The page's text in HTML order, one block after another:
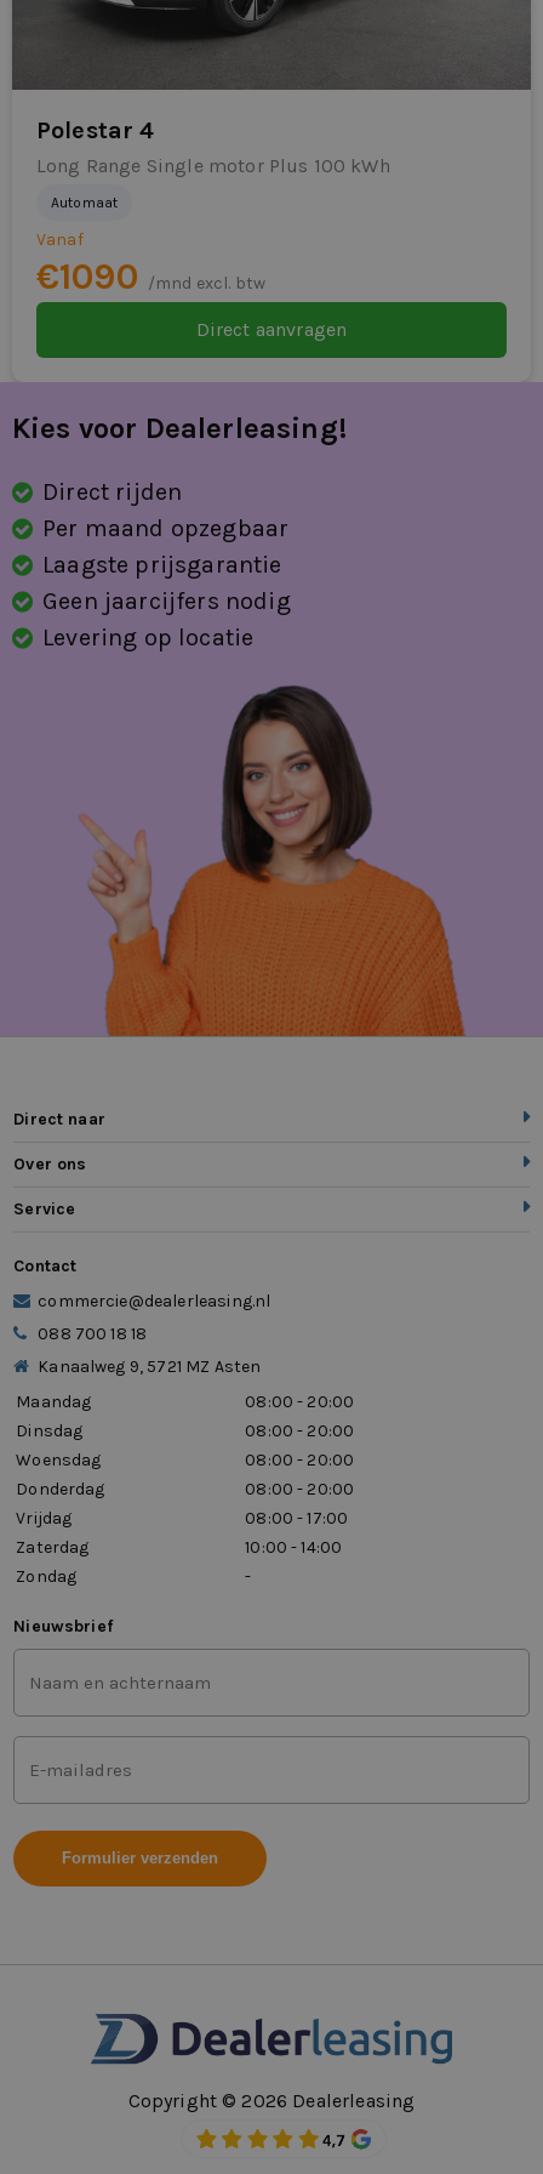
schakelmogelijkheid aan stuurwiel
stuur verstelbaar
vermoeidheids herkenning
vervolgbotsing preventie
volledig digitaal instrumentenpaneel
zij airbag(s) voor
Polestar 4
Long Range Single motor Plus 100 kWh
Automaat
Vanaf
€1090 /mnd excl. btw
Direct aanvragen
Kies voor Dealerleasing!
Direct rijden
Per maand opzegbaar
Laagste prijsgarantie
Geen jaarcijfers nodig
Levering op locatie
Direct naar
Over ons
Service
Contact
commercie@dealerleasing.nl
088 700 18 18
Kanaalweg 9, 5721 MZ Asten
Maandag
08:00 - 20:00
Dinsdag
08:00 - 20:00
Woensdag
08:00 - 20:00
Donderdag
08:00 - 20:00
Vrijdag
08:00 - 17:00
Zaterdag
10:00 - 14:00
Zondag
-
Nieuwsbrief
Voor-
en
achternaam
(Vereist)
Mailadres
(Vereist)
Copyright © 2026 Dealerleasing